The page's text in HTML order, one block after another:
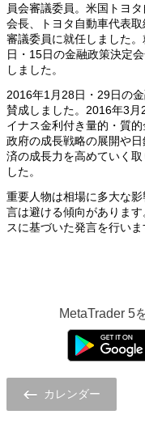
員会審議委員。米国トヨ
会長、トヨタ自動車代表
審議委員に就任しました
日・15日の金融政策決定
しました。
2016年1月28日・29日の
賛成しました。2016年3
イナス金利付き量的・質
政府の成長戦略の展開や
済の成長力を高めていく
した。
重要人物は相場に多大な
言は避ける傾向がありま
スに基づいた発言を行いま
カレンダー
MetaTrader 5